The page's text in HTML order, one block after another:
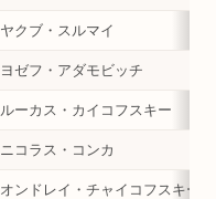
ヤクブ・スルマイ
ヨゼフ・アダモビッチ
ルーカス・カイコフスキー
ニコラス・コンカ
オンドレイ・チャイコフスキー